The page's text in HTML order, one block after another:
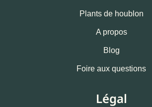
Plants de houblon
A propos
Blog
Foire aux questions
Légal